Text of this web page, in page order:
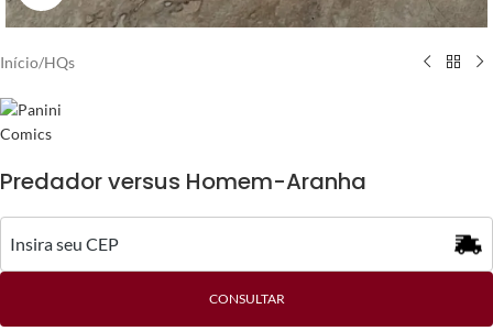
Início/HQs
Predador versus Homem-Aranha
CONSULTAR